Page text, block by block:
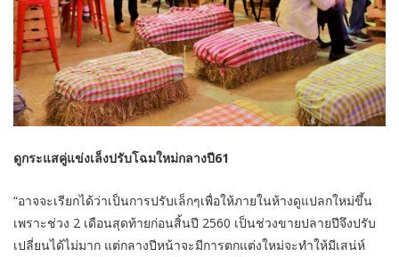
ดูกระแสคู่แข่งเล็งปรับโฉมใหม่กลางปี61
“อาจจะเรียกได้ว่าเป็นการปรับเล็กๆเพื่อให้ภายในห้างดูแปลกใหม่ขึ้น
เพราะช่วง 2 เดือนสุดท้ายก่อนสิ้นปี 2560 เป็นช่วงขายปลายปีจึงปรับ
เปลี่ยนได้ไม่มาก แต่กลางปีหน้าจะมีการตกแต่งใหม่จะทำให้มีเสน่ห์